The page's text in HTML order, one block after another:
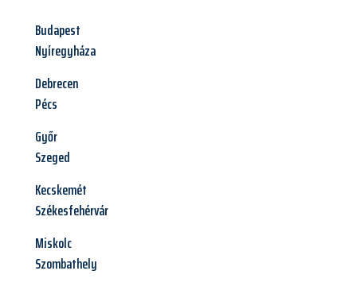
Budapest
Nyíregyháza
Debrecen
Pécs
Győr
Szeged
Kecskemét
Székesfehérvár
Miskolc
Szombathely